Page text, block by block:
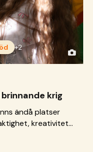
+2
krig
ändå platser
kreativitet